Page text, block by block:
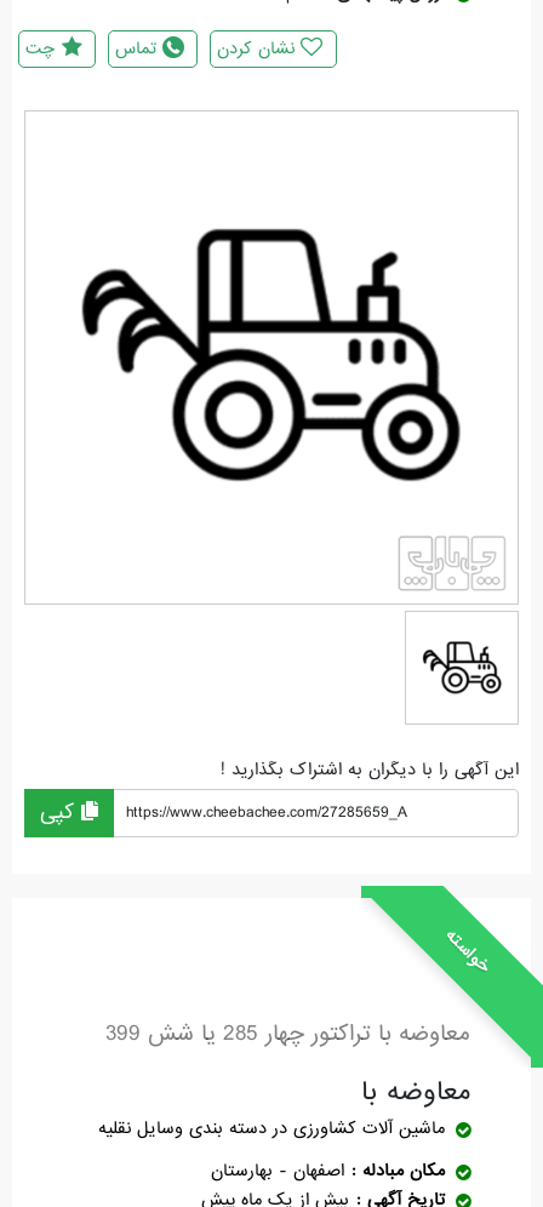
چت تماس نشان کردن
این آگهی را با دیگران به اشتراک بگذارید !
https://www.cheebachee.com/27285659_A
خواسته
معاوضه با تراکتور چهار 285 یا شش 399
معاوضه با
ماشین آلات کشاورزی در دسته بندی وسایل نقلیه
مکان مبادله
اصفهان - بهارستان
تاریخ آگهی
بیش از یک ماه پیش